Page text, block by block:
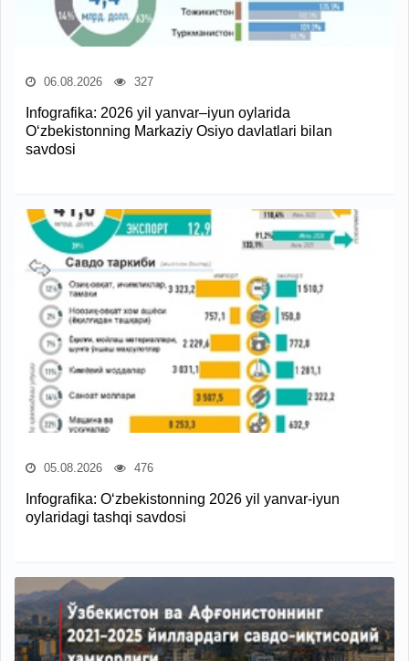
06.08.2026 327
Infografika: 2026 yil yanvar–iyun oylarida
O‘zbekistonning Markaziy Osiyo davlatlari bilan
savdosi
05.08.2026 476
Infografika: O‘zbekistonning 2026 yil yanvar-iyun
oylaridagi tashqi savdosi